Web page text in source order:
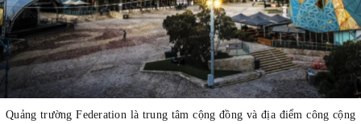
Quảng trường Federation là trung tâm cộng đồng và địa điểm công cộng